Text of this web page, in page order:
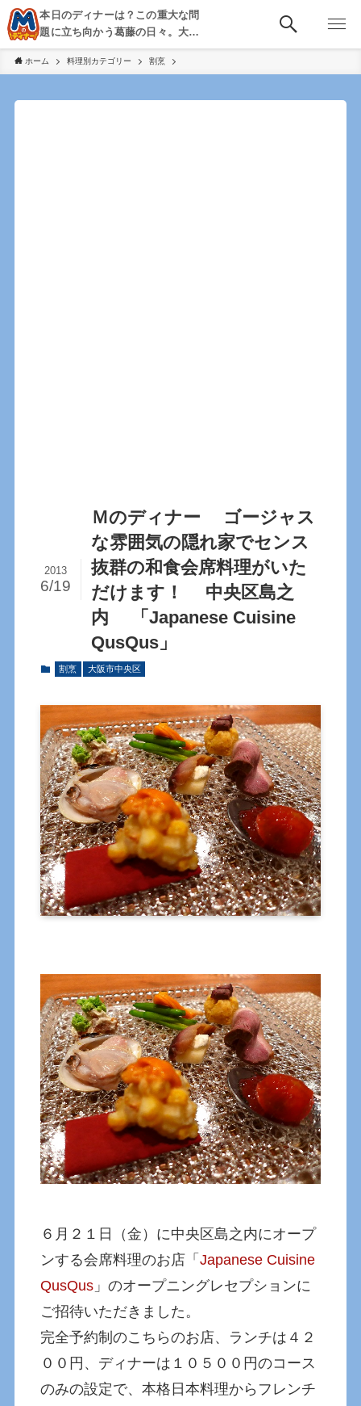
本日のディナーは？この重大な問
題に立ち向かう葛藤の日々。大
阪・京都・神戸を中心とした食べ
歩き、飲み歩きを綴る。
ホーム 料理別カテゴリー 割烹
Ｍのディナー ゴージャス
な雰囲気の隠れ家でセンス
抜群の和食会席料理がいた
だけます！ 中央区島之
内 「Japanese Cuisine
QusQus」
2013
6/19
割烹 大阪市中央区
６月２１日（金）に中央区島之内にオープ
ンする会席料理のお店「Japanese Cuisine
QusQus 」のオープニングレセプションに
ご招待いただきました。
完全予約制のこちらのお店、ランチは４２
００円、ディナーは１０５００円のコース
のみの設定で、本格日本料理からフレンチ